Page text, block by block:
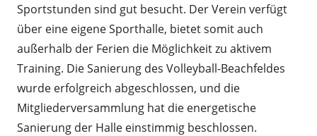
Sportstunden sind gut besucht. Der Verein verfügt
über eine eigene Sporthalle, bietet somit auch
außerhalb der Ferien die Möglichkeit zu aktivem
Training. Die Sanierung des Volleyball-Beachfeldes
wurde erfolgreich abgeschlossen, und die
Mitgliederversammlung hat die energetische
Sanierung der Halle einstimmig beschlossen.